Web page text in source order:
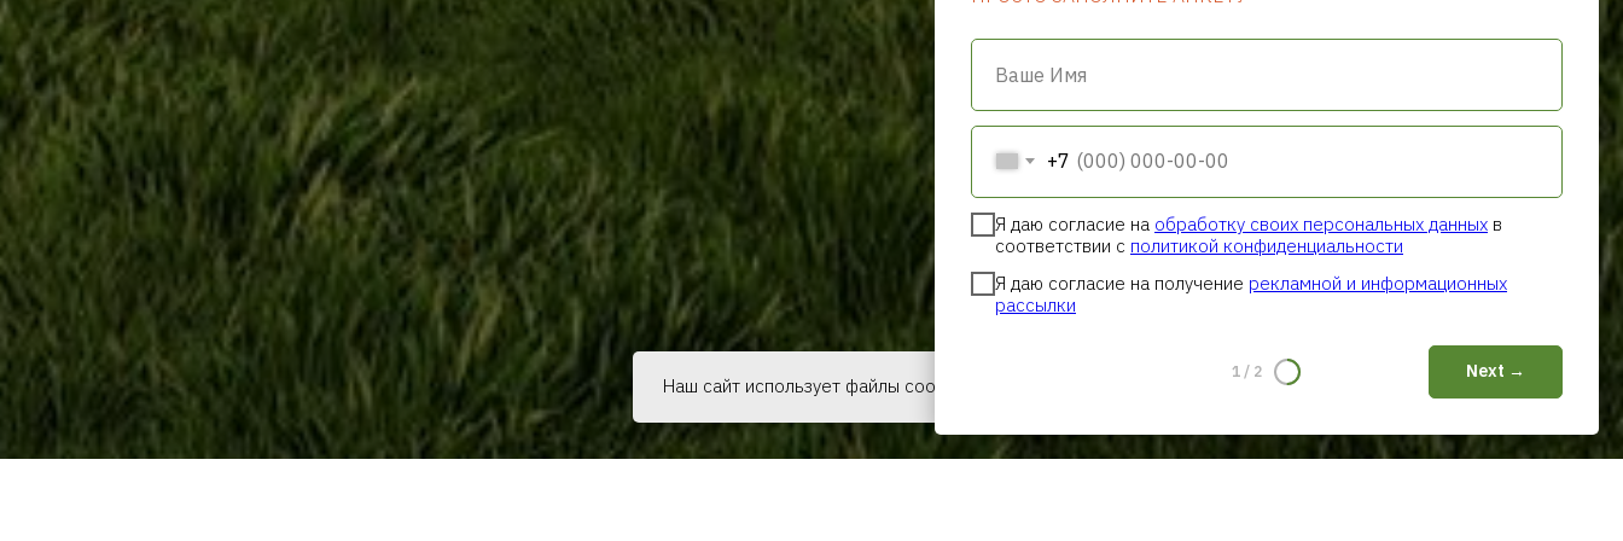
Наш сайт использует файлы cookie, чтобы обеспечить вам наилучший опыт использования.
Ваше Имя
+7
Я даю согласие на обработку своих персональных данных в
соответствии с политикой конфиденциальности
Я даю согласие на получение рекламной и информационных
рассылки
Next →
1 / 2